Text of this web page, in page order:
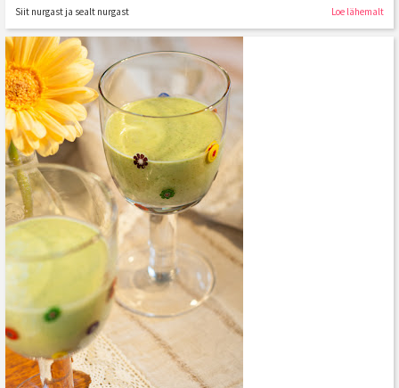
Siit nurgast ja sealt nurgast Loe lähemalt